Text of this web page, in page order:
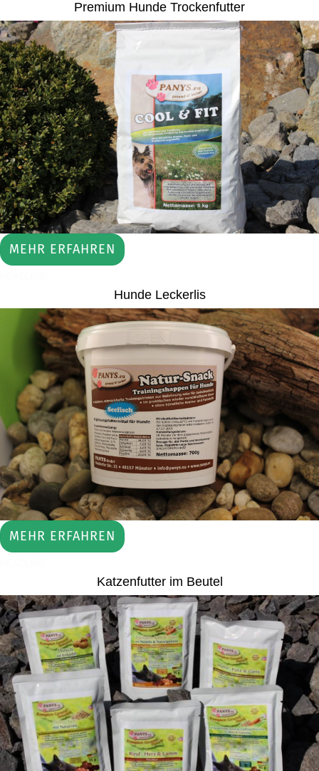
Premium Hunde Trockenfutter
MEHR ERFAHREN
Hunde Leckerlis
MEHR ERFAHREN
Katzenfutter im Beutel